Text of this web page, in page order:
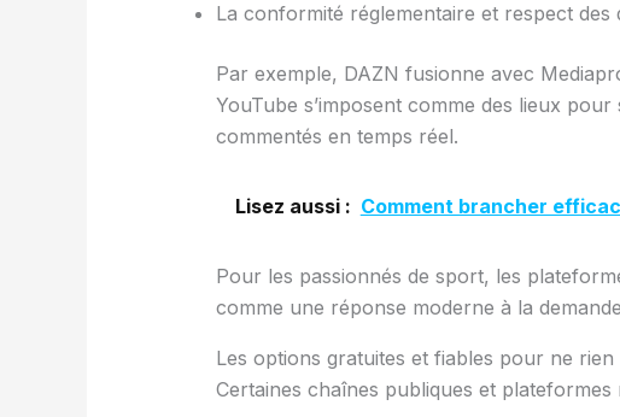
La conformité réglementaire et respect des
Par exemple, DAZN fusionne avec
YouTube s’imposent comme des lieux
commentés en temps réel.
Lisez aussi : Comment brancher
Pour les passionnés de sport, les
comme une réponse moderne à la
Les options gratuites et fiables pour ne rien
Certaines chaînes publiques et